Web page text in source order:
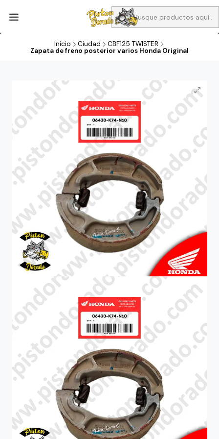
Aprovecha Compra 1 Aceites Full sintético o 1 Aceite semi
sintetico y el filtro de aire verde para la CB190R o CBF160M a 13
Inicio Ciudad
CBF125 TWISTER
Zapata de freno posterior varios Honda Original